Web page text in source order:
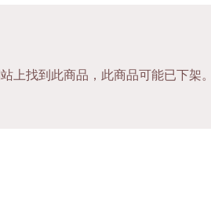
上找到此商品，此商品可能已下架